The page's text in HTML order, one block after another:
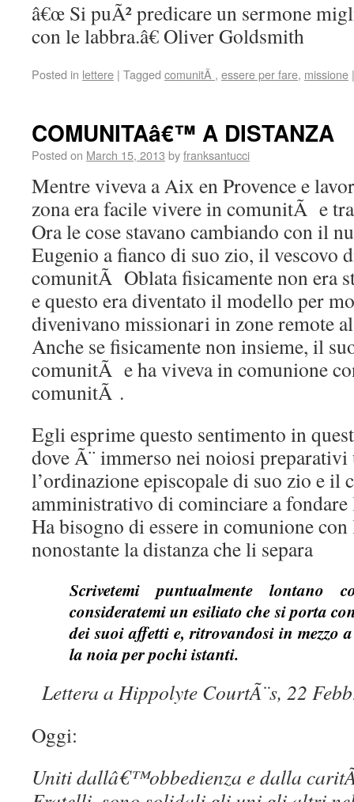
â€œ Si puÃ² predicare un sermone
con le labbra.â€ Oliver Goldsmith
Posted in lettere | Tagged comunitÃ , essere per fare, missione |
COMUNITAâ€™ A DISTANZA
Posted on March 15, 2013 byfranksantucci
Mentre viveva a Aix en Provence e
zona era facile vivere in comunitÃ e
Ora le cose stavano cambiando con il
Eugenio a fianco di suo zio, il vescovo
comunitÃ Oblata fisicamente non era
e questo era diventato il modello per
divenivano missionari in zone remote
Anche se fisicamente non insieme, il
comunitÃ e ha viveva in comunione
comunitÃ .
Egli esprime questo sentimento in
dove Ã¨ immerso nei noiosi
l’ordinazione episcopale di suo zio e il
amministrativo di cominciare a fondare
Ha bisogno di essere in comunione
nonostante la distanza che li separa
Scrivetemi puntualmente lontano
consideratemi un esiliato che si porta
dei suoi affetti e, ritrovandosi in mezzo
la noia per pochi istanti.
Lettera a Hippolyte CourtÃ¨s, 22
Oggi:
Uniti dallâ€™obbedienza e dalla